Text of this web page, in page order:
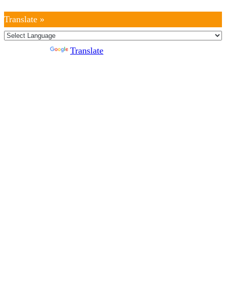
Translate »
Translate